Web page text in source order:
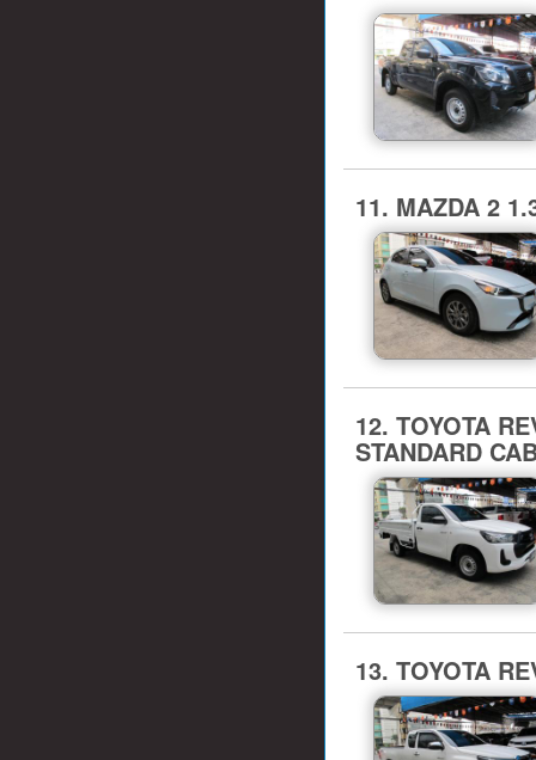
11. MAZDA 2
12. TOYOTA
STANDARD
13. TOYOTA